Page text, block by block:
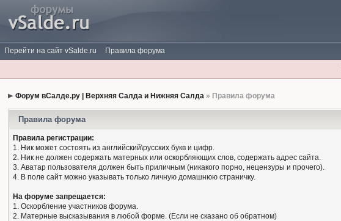
Перейти на сайт vSalde.ru Правила форума
Форум вСалде.ру | Верхняя Салда и Нижняя Салда » Правила форума
Правила форума
Правила регистрации:
1. Ник может состоять из английский\русских букв и цифр.
2. Ник не должен содержать матерных или оскорбляющих слов, содержать адрес сайта.
3. Аватар пользователя должен быть приличным (никакого порно, нецензуры и прочего).
4. В поле сайт можно указывать только личную домашнюю страничку.
На форуме запрещается:
1. Оскорбление участников форума.
2. Матерные высказывания в любой форме. (Если не сказано об обратном)